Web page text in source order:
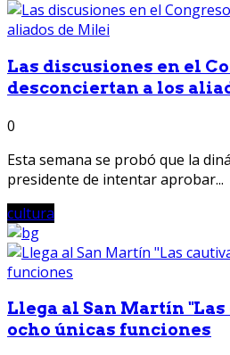
Las discusiones en el
desconciertan a los
0
Esta semana se probó que la
presidente de intentar aprobar...
cultura
Llega al San Martín
ocho únicas funciones